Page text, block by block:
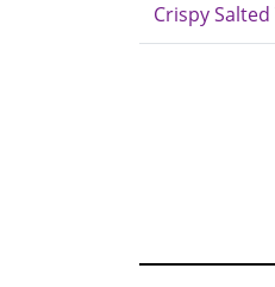
Crispy